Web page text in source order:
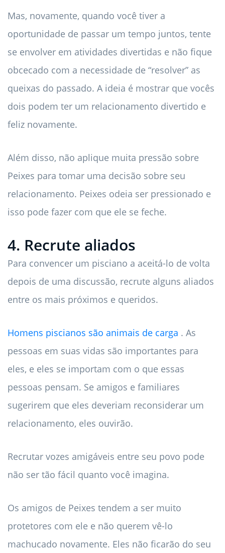
Mas, novamente, quando você tiver a
oportunidade de passar um tempo juntos, tente
se envolver em atividades divertidas e não fique
obcecado com a necessidade de “resolver” as
queixas do passado. A ideia é mostrar que vocês
dois podem ter um relacionamento divertido e
feliz novamente.
Além disso, não aplique muita pressão sobre
Peixes para tomar uma decisão sobre seu
relacionamento. Peixes odeia ser pressionado e
isso pode fazer com que ele se feche.
4. Recrute aliados
Para convencer um pisciano a aceitá-lo de volta
depois de uma discussão, recrute alguns aliados
entre os mais próximos e queridos.
Homens piscianos são animais de carga . As
pessoas em suas vidas são importantes para
eles, e eles se importam com o que essas
pessoas pensam. Se amigos e familiares
sugerirem que eles deveriam reconsiderar um
relacionamento, eles ouvirão.
Recrutar vozes amigáveis ​​entre seu povo pode
não ser tão fácil quanto você imagina.
Os amigos de Peixes tendem a ser muito
protetores com ele e não querem vê-lo
machucado novamente. Eles não ficarão do seu